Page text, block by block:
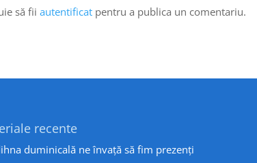
să fiiautentificat pentru a publica un comentariu.
recente
duminicală ne învață să fim prezenți